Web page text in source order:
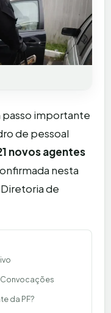
passo importante
de pessoal
novos agentes
nesta
de
Convocações
da PF?